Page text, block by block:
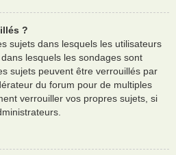
?
sujets dans lesquels les utilisateurs
lesquels les sondages sont
sujets peuvent être verrouillés par
du forum pour de multiples
verrouiller vos propres sujets, si